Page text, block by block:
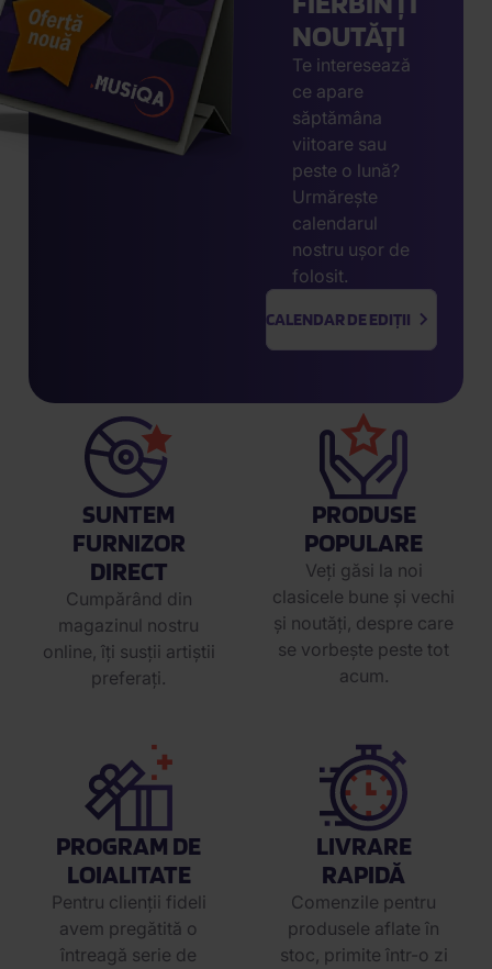
NOUTĂȚI
Te interesează
ce apare
săptămâna
viitoare sau
peste o lună?
Urmărește
calendarul
nostru ușor de
folosit.
CALENDAR DE EDIȚII
SUNTEM
FURNIZOR
DIRECT
Cumpărând din
magazinul nostru
online, îți susții artiștii
preferați.
PRODUSE
POPULARE
Veți găsi la noi
clasicele bune și vechi
și noutăți, despre care
se vorbește peste tot
acum.
PROGRAM DE
LOIALITATE
Pentru clienții fideli
avem pregătită o
întreagă serie de
LIVRARE
RAPIDĂ
Comenzile pentru
produsele aflate în
stoc, primite într-o zi